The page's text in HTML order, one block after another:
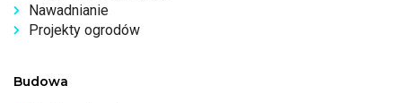
Nawadnianie
Projekty ogrodów
Budowa